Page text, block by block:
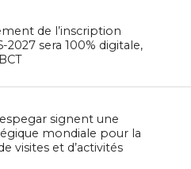
de l’inscription
2027 sera 100% digitale,
signent une
mondiale pour la
visites et d’activités